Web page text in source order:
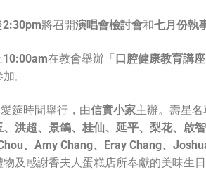
2:30pm將召開演唱會檢討會和七月份執
10:00am在教會舉辦「口腔健康教育講座
。
筵時間舉行，由信實小家主辦。壽星名
洪超、景鴿、桂仙、延平、梨花、啟
、Amy Chang、Eray Chang、
及感謝香夫人蛋糕店所奉獻的美味生